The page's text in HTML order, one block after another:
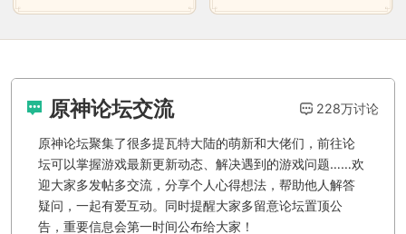
原神论坛交流 228万讨论
原神论坛聚集了很多提瓦特大陆的萌新和大佬们，前往论
坛可以掌握游戏最新更新动态、解决遇到的游戏问题……欢
迎大家多发帖多交流，分享个人心得想法，帮助他人解答
疑问，一起有爱互动。同时提醒大家多留意论坛置顶公
告，重要信息会第一时间公布给大家！